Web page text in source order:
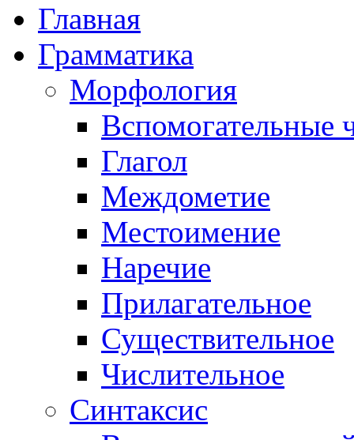
Главная
Грамматика
Морфология
Вспомогательные
Глагол
Междометие
Местоимение
Наречие
Прилагательное
Существительное
Числительное
Синтаксис